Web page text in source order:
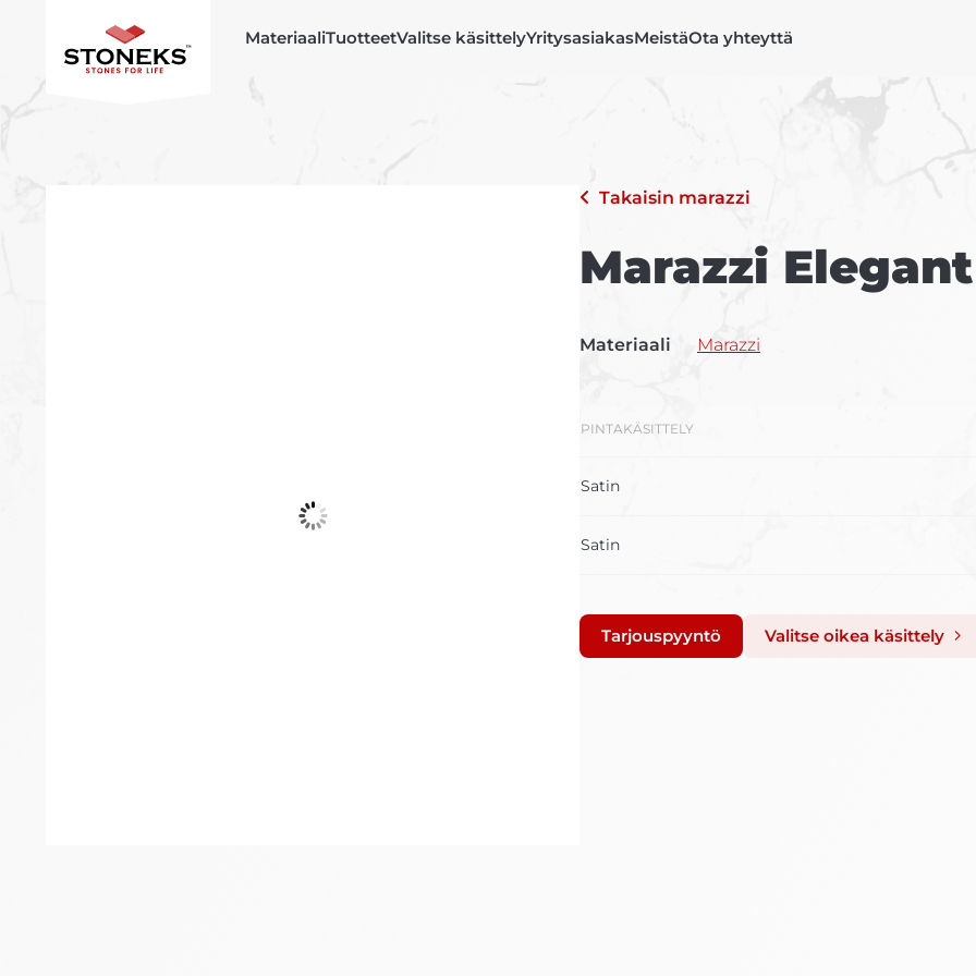
MateriaaliTuotteetValitse käsittelyYritysasiakasMeistäOta yhteyttä
Takaisin marazzi
Marazzi
Materiaali Marazzi
PINTAKÄSITTELY
Satin
Satin
Tarjouspyyntö Valitse oikea käsittely